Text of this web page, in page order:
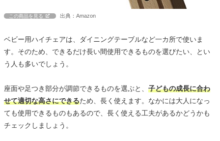
この商品を見る 出典：Amazon
ベビー用ハイチェアは、ダイニングテーブルなど一カ所で使いま
す。そのため、できるだけ長い間使用できるものを選びたい、とい
う人も多いでしょう。
座面や足つき部分が調節できるものを選ぶと、 子どもの成長に合わ
せて適切な高さにできるため、長く使えます。なかには大人になっ
ても使用できるものもあるので、長く使える工夫があるかどうかも
チェックしましょう。